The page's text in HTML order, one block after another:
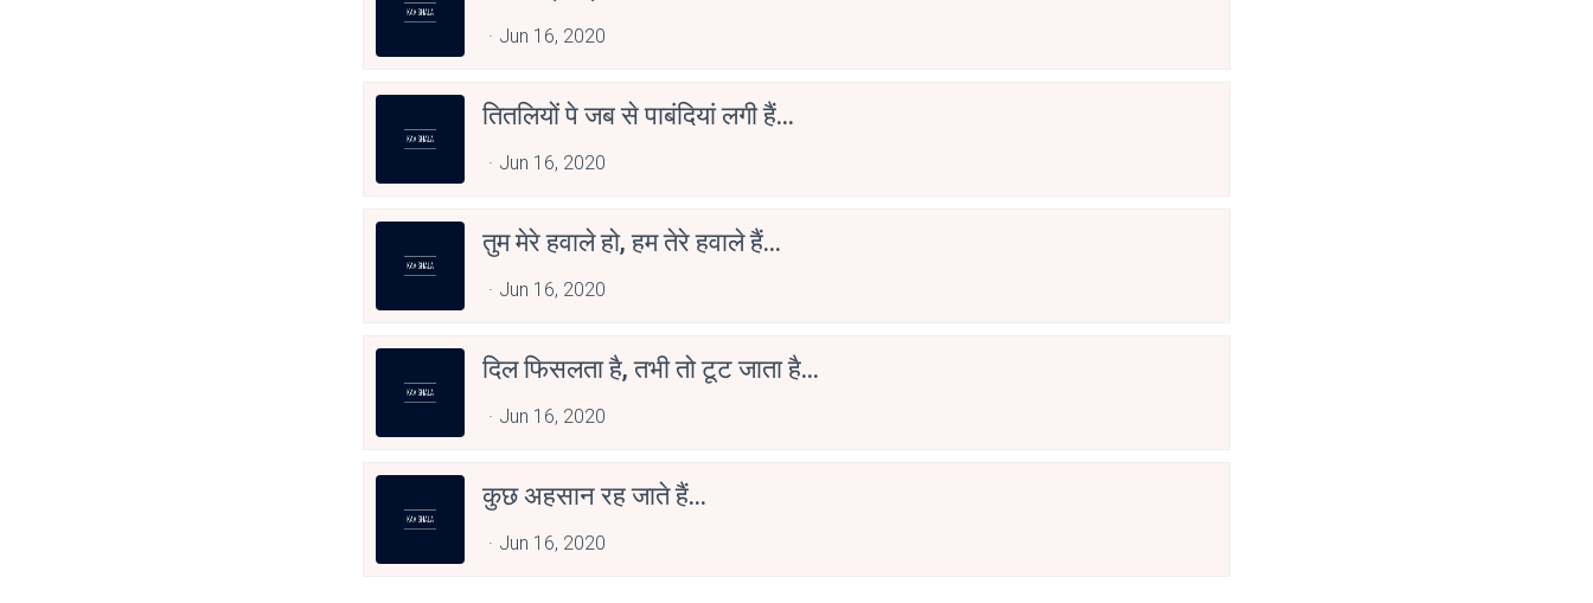
Jun 16, 2020
तितलियों पे जब से पाबंदियां लगी हैं...
Jun 16, 2020
तुम मेरे हवाले हो, हम तेरे हवाले हैं...
Jun 16, 2020
दिल फिसलता है, तभी तो टूट जाता है...
Jun 16, 2020
कुछ अहसान रह जाते हैं...
Jun 16, 2020